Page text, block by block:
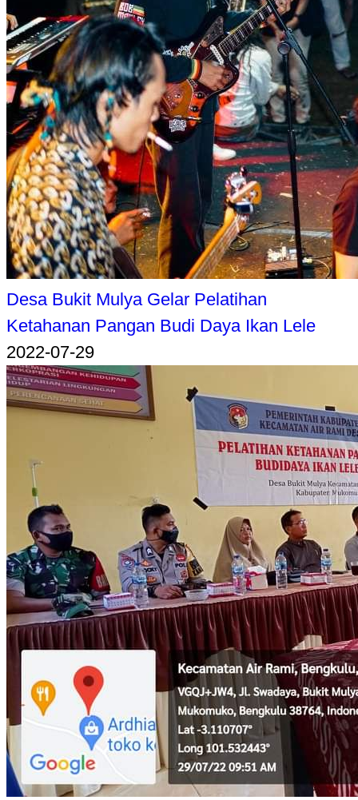
Desa Bukit Mulya Gelar Pelatihan
Ketahanan Pangan Budi Daya Ikan Lele
2022-07-29